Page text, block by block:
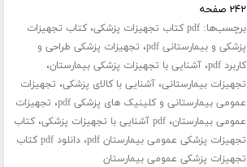
۲۴۲ صفحه
برچسب‌ها:pdf کتاب تجهیزات پزشکی ،کتاب تجهیزات
پزشکی و بیمارستانی pdf
، تجهیزات پزشکی طراحی و
کاربرد pdf
،آشنایی با تجهیزات پزشکی بیمارستان،
تجهیزات بیمارستانی،آشنایی با کالای پزشکی، تجهیزات
عمومی بیمارستانی و کلینیک های پزشکی pdf
، تجهیزات
عمومی بیمارستان،pdf آشنایی با تجهیزات پزشکی ،کتاب
تجهیزات پزشکی عمومی بیمارستان pdf
،
دانلود pdf کتاب
تجهیزات پزشکی عمومی بیمارستان